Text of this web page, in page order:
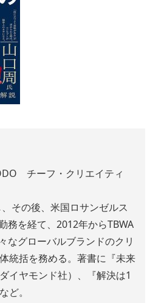
チーフ・クリエイティ
その後、米国ロサンゼルス
務を経て、2012年からTBWA
なグローバルブランドのクリ
統括を務める。著書に『未来
イヤモンド社）、『解決は1
ど。